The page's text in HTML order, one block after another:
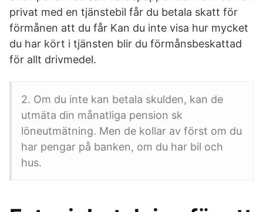
privat med en tjänstebil får du betala skatt för
förmånen att du får Kan du inte visa hur mycket
du har kört i tjänsten blir du förmånsbeskattad
för allt drivmedel.
2. Om du inte kan betala skulden, kan de
utmäta din månatliga pension sk
löneutmätning. Men de kollar av först om du
har pengar på banken, om du har bil och
hus.